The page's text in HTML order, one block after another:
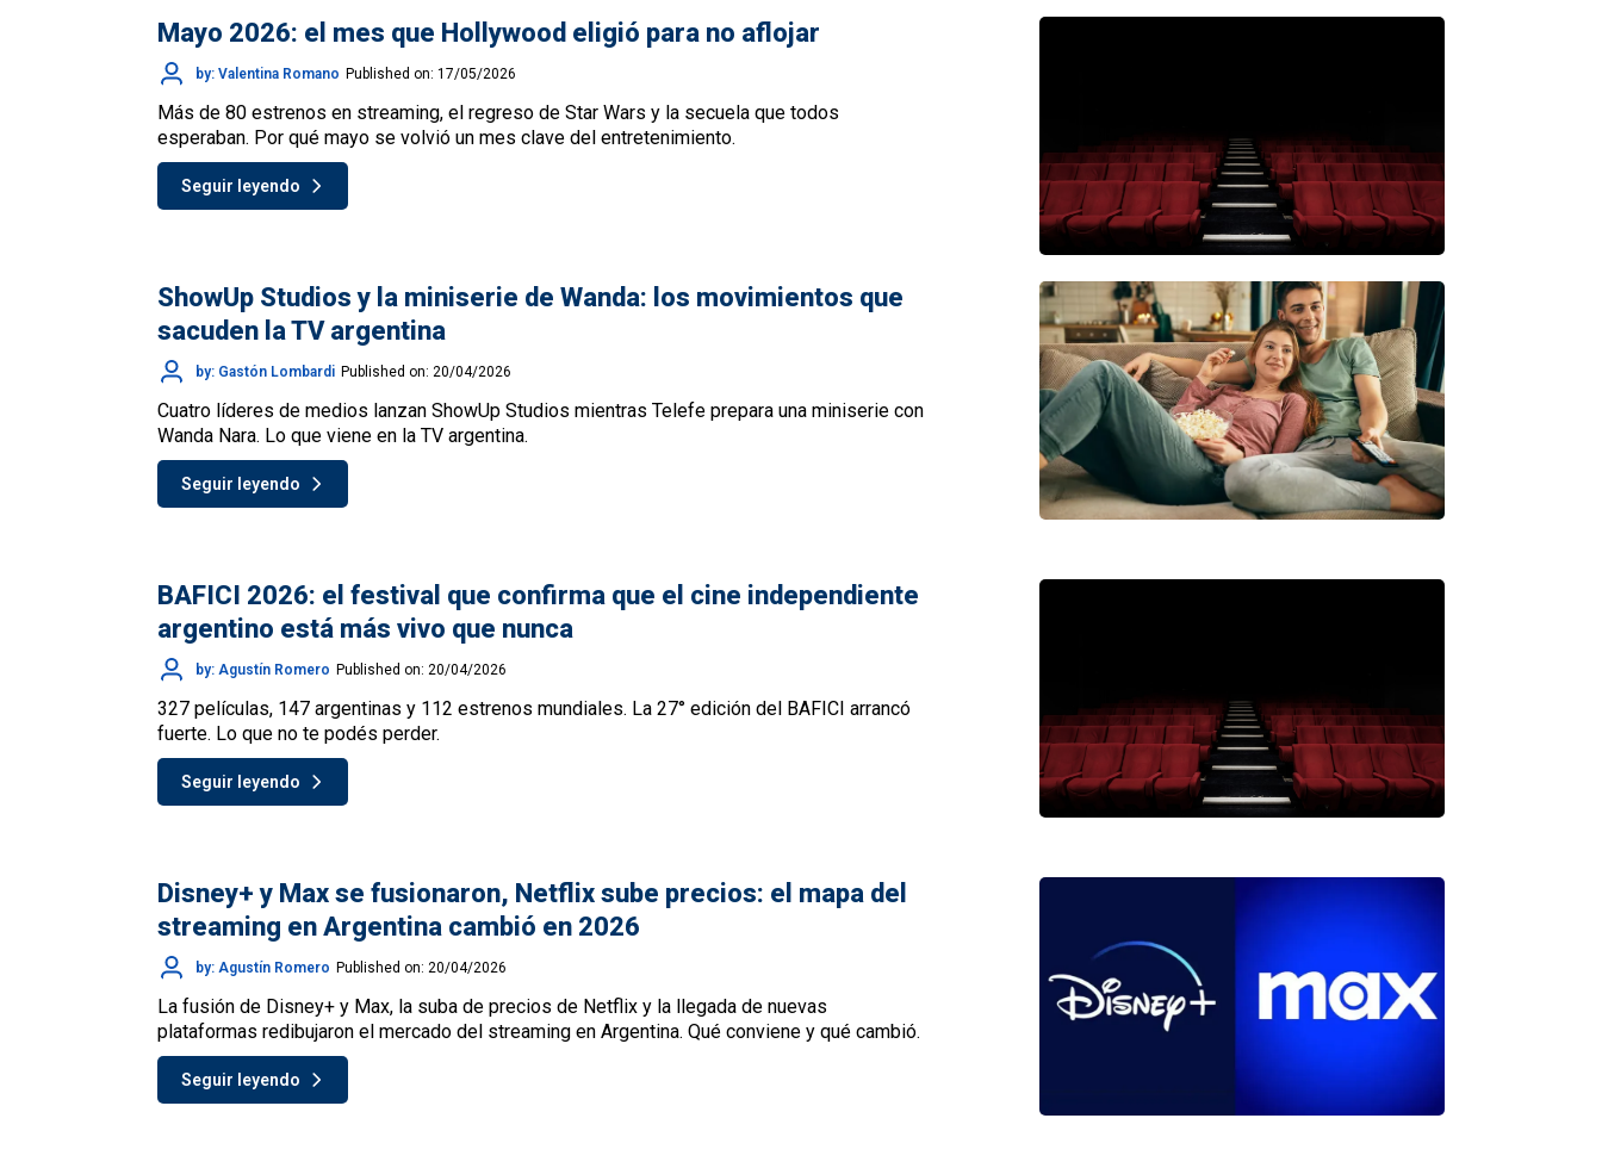
Mayo 2026: el mes que Hollywood eligió para no aflojar
by: Valentina Romano Published on: 17/05/2026
Más de 80 estrenos en streaming, el regreso de Star Wars y la secuela que todos
esperaban. Por qué mayo se volvió un mes clave del entretenimiento.
Seguir leyendo
ShowUp Studios y la miniserie de Wanda: los movimientos que
sacuden la TV argentina
by: Gastón Lombardi Published on: 20/04/2026
Cuatro líderes de medios lanzan ShowUp Studios mientras Telefe prepara una miniserie con
Wanda Nara. Lo que viene en la TV argentina.
Seguir leyendo
BAFICI 2026: el festival que confirma que el cine independiente
argentino está más vivo que nunca
by: Agustín Romero Published on: 20/04/2026
327 películas, 147 argentinas y 112 estrenos mundiales. La 27° edición del BAFICI arrancó
fuerte. Lo que no te podés perder.
Seguir leyendo
Disney+ y Max se fusionaron, Netflix sube precios: el mapa del
streaming en Argentina cambió en 2026
by: Agustín Romero Published on: 20/04/2026
La fusión de Disney+ y Max, la suba de precios de Netflix y la llegada de nuevas
plataformas redibujaron el mercado del streaming en Argentina. Qué conviene y qué cambió.
Seguir leyendo